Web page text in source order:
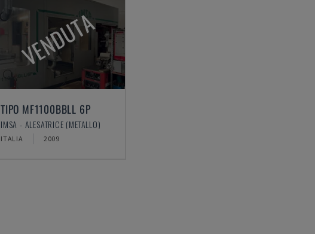
VENDUTA
TIPO MF1100BBLL 6P
IMSA - ALESATRICE (METALLO)
ITALIA 2009